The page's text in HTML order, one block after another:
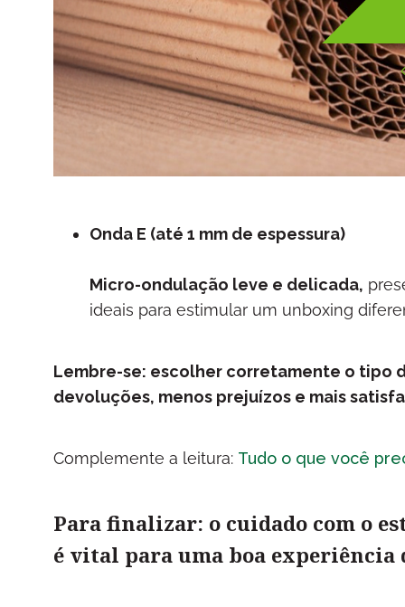
Onda E (até 1 mm de espessura)
Micro-ondulação leve e delicada,
ideais para estimular um unboxing
Lembre-se: escolher corretamente o tipo
devoluções, menos prejuízos e mais
Complemente a leitura: Tudo o que você
Para finalizar: o cuidado com o
é vital para uma boa experiência